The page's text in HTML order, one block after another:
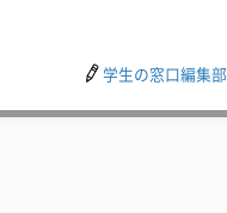
学生の窓口編集部